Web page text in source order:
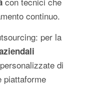
continuo.
per la
di
piattaforme